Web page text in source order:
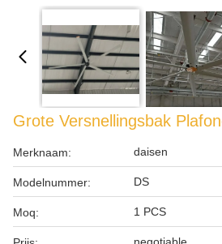
Grote Versnellingsbak
Merknaam: daisen
Modelnummer: DS
Moq: 1 PCS